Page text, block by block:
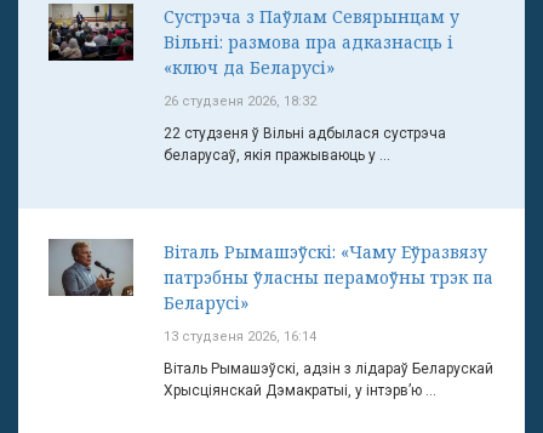
Сустрэча з Паўлам Севярынцам у
Вільні: размова пра адказнасць і
«ключ да Беларусі»
26 студзеня 2026, 18:32
22 студзеня ў Вільні адбылася сустрэча
беларусаў, якія пражываюць у ...
Віталь Рымашэўскі: «Чаму Еўразвязу
патрэбны ўласны перамоўны трэк па
Беларусі»
13 студзеня 2026, 16:14
Віталь Рымашэўскі, адзін з лідараў Беларускай
Хрысціянскай Дэмакратыі, у інтэрв’ю ...